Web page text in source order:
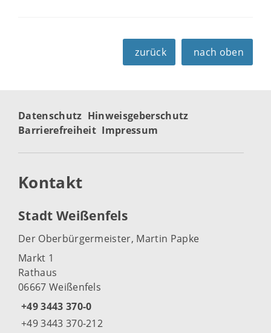
zurück nach oben
Datenschutz Hinweisgeberschutz
Barrierefreiheit Impressum
Kontakt
Stadt Weißenfels
Der Oberbürgermeister, Martin Papke
Markt 1
Rathaus
06667 Weißenfels
+49 3443 370-0
+49 3443 370-212